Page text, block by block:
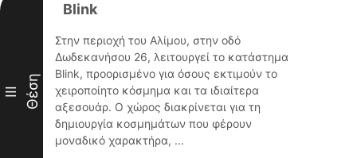
III Θέση
Blink
Στην περιοχή του Αλίμου, στην οδό
Δωδεκανήσου 26, λειτουργεί το κατάστημα
Blink, προορισμένο για όσους εκτιμούν το
χειροποίητο κόσμημα και τα ιδιαίτερα
αξεσουάρ. Ο χώρος διακρίνεται για τη
δημιουργία κοσμημάτων που φέρουν
μοναδικό χαρακτήρα, ...